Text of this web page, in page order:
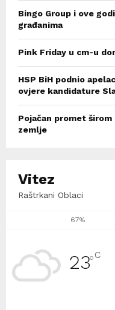
Bingo Group i ove
građanima
Pink Friday u cm-u
HSP BiH podnio
ovjere kandidature
Pojačan promet širom
zemlje
Vitez
Raštrkani Oblaci
67%
23°C